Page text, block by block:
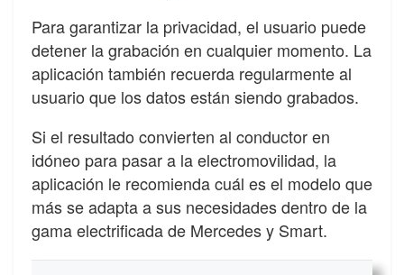
Para garantizar la privacidad, el usuario puede
detener la grabación en cualquier momento. La
aplicación también recuerda regularmente al
usuario que los datos están siendo grabados.
Si el resultado convierten al conductor en
idóneo para pasar a la electromovilidad, la
aplicación le recomienda cuál es el modelo que
más se adapta a sus necesidades dentro de la
gama electrificada de Mercedes y Smart.